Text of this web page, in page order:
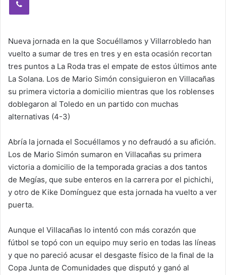
Nueva jornada en la que Socuéllamos y Villarrobledo han
vuelto a sumar de tres en tres y en esta ocasión recortan
tres puntos a La Roda tras el empate de estos últimos ante
La Solana. Los de Mario Simón consiguieron en Villacañas
su primera victoria a domicilio mientras que los roblenses
doblegaron al Toledo en un partido con muchas
alternativas (4-3)
Abría la jornada el Socuéllamos y no defraudó a su afición.
Los de Mario Simón sumaron en Villacañas su primera
victoria a domicilio de la temporada gracias a dos tantos
de Megías, que sube enteros en la carrera por el pichichi,
y otro de Kike Domínguez que esta jornada ha vuelto a ver
puerta.
Aunque el Villacañas lo intentó con más corazón que
fútbol se topó con un equipo muy serio en todas las líneas
y que no pareció acusar el desgaste físico de la final de la
Copa Junta de Comunidades que disputó y ganó al